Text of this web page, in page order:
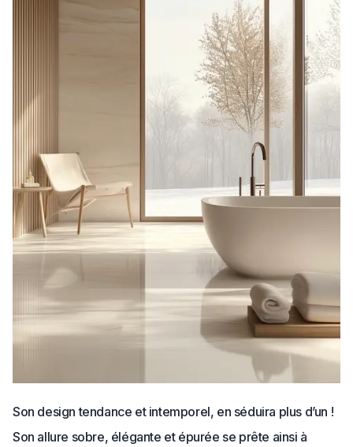
Son design tendance et intemporel, en séduira plus d’un !
Son allure sobre, élégante et épurée se prête ainsi à